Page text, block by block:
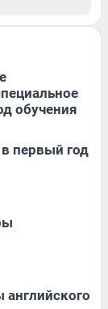
обучения
первый год
английского